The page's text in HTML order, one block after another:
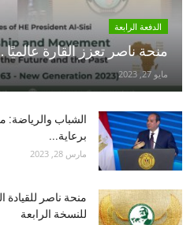
الدفعة الرابعة
منحة ناصر تعزز القارة
مايو 27, 2023
الشباب والرياضة:
برعاية...
مارس 28, 2023
منحة ناصر للقيادة
للنسخة الرابعة